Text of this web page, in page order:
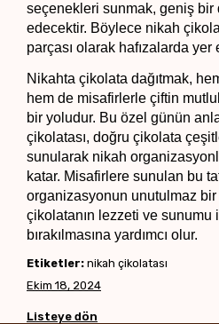
seçenekleri sunmak, geniş bir
edecektir. Böylece nikah
parçası olarak hafızalarda yer
Nikahta çikolata dağıtmak,
hem de misafirlerle çiftin
bir yoludur. Bu özel günün
çikolatası, doğru çikolata
sunularak nikah
katar. Misafirlere sunulan bu
organizasyonun unutulmaz bir
çikolatanın lezzeti ve sunumu
bırakılmasına yardımcı olur.
Etiketler: nikah çikolatası
Ekim 18, 2024
Listeye dön